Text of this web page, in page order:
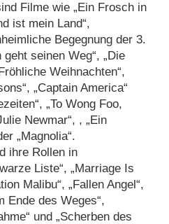
Filme wie „Ein Frosch in
ist mein Land“,
Begegnung der 3.
geht seinen Weg“, „Die
Weihnachten“,
„Captain America“
„To Wong Foo,
Newmar“, , „Ein
„Magnolia“.
ihre Rollen in
Liste“, „Marriage Is
Malibu“, „Fallen Angel“,
Ende des Weges“,
und „Scherben des